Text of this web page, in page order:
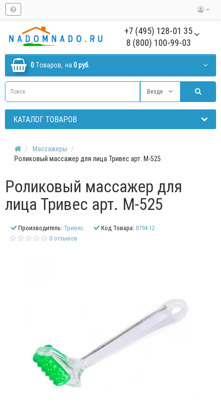
+7 (495) 128-01 35
8 (800) 100-99-03
0 Tоваров, на 0 руб.
Везде
КАТАЛОГ ТОВАРОВ
Массажеры
Роликовый массажер для лица Тривес арт. М-525
Роликовый массажер для
лица Тривес арт. М-525
Производитель: Тривес Код Товара: 8794-12
0 отзывов